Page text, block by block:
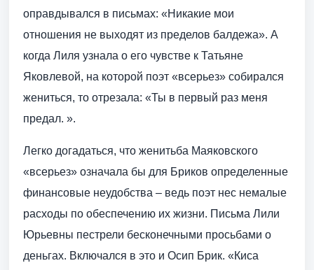
оправдывался в письмах: «Никакие мои
отношения не выходят из пределов балдежа». А
когда Лиля узнала о его чувстве к Татьяне
Яковлевой, на которой поэт «всерьез» собирался
жениться, то отрезала: «Ты в первый раз меня
предал. ».
Легко догадаться, что женитьба Маяковского
«всерьез» означала бы для Бриков определенные
финансовые неудобства – ведь поэт нес немалые
расходы по обеспечению их жизни. Письма Лили
Юрьевны пестрели бесконечными просьбами о
деньгах. Включался в это и Осип Брик. «Киса